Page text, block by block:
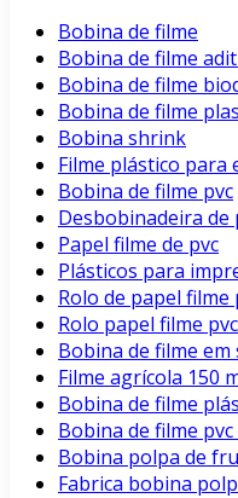
Bobina de filme
Bobina de filme
Bobina de filme
Bobina de filme
Bobina shrink
Filme plástico para
Bobina de filme pvc
Desbobinadeira de
Papel filme de pvc
Plásticos para
Rolo de papel filme
Rolo papel filme pvc
Bobina de filme em
Filme agrícola 150
Bobina de filme
Bobina de filme
Bobina polpa de
Fabrica bobina